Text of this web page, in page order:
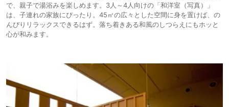
で、親子で湯浴みを楽しめます。3人～4人向けの「和洋室（写真）」
は、子連れの家族にぴったり。45㎡の広々とした空間に身を置けば、の
んびりリラックスできるはず。落ち着きある和風のしつらえにもホッと
心が和みます。